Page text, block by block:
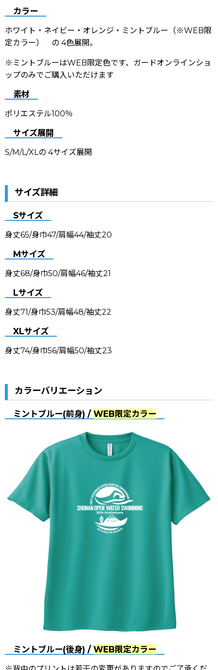
カラー
ホワイト・ネイビー・オレンジ・ミントブルー（※WEB限
定カラー） の 4色展開。
※ミントブルーはWEB限定色です、ガードオンラインショ
ップのみでご購入いただけます
素材
ポリエステル100％
サイズ展開
S/M/L/XLの 4サイズ展開
サイズ詳細
Sサイズ
身丈65/身巾47/肩幅44/袖丈20
Mサイズ
身丈68/身巾50/肩幅46/袖丈21
Lサイズ
身丈71/身巾53/肩幅48/袖丈22
XLサイズ
身丈74/身巾56/肩幅50/袖丈23
カラーバリエーション
ミントブルー(前身) /WEB限定カラー
ミントブルー(後身) / WEB限定カラー